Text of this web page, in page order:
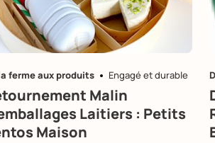
ferme aux produits Engagé et durable
Malin
Laitiers : Petits
Maison